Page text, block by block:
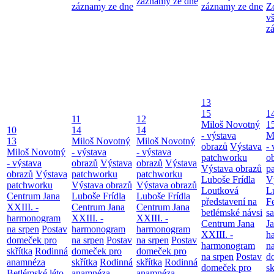
záznamy ze dne
záznamy ze dne
10
13
Miloš Novotný
- výstava
obrazů Výstava
patchworku
Centrum Jana
XXIII. -
harmonogram
na srpen Postav
domeček pro
skřítka Rodinná
anamnéza
11
14
Miloš Novotný
- výstava
obrazů Výstava
patchworku
Výstava obrazů
Luboše Frídla
Centrum Jana
XXIII. -
harmonogram
na srpen Postav
domeček pro
skřítka Rodinná
12
14
Miloš Novotný
- výstava
obrazů Výstava
patchworku
Výstava obrazů
Luboše Frídla
Centrum Jana
XXIII. -
harmonogram
na srpen Postav
domeček pro
skřítka Rodinná
13
15
Miloš Novotný
- výstava
obrazů Výstava
patchworku
Výstava obrazů
Luboše Frídla
Loutková
představení na
betlémské návsi
Centrum Jana
XXIII. -
harmonogram
na srpen Postav
domeček pro
-